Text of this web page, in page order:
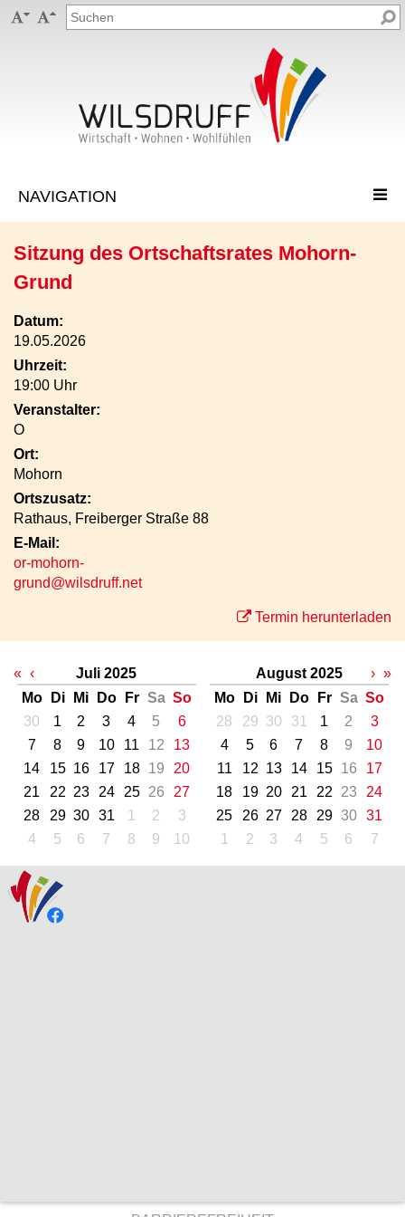
 
Sitzung des Ortschaftsrates Mohorn-
Grund
Datum:
19.05.2026
Uhrzeit:
19:00 Uhr
Veranstalter:
O
Ort:
Mohorn
Ortszusatz:
Rathaus, Freiberger Straße 88
E-Mail:
or-mohorn-
grund@wilsdruff.net
Termin herunterladen
« ‹
Juli 2025
Mo
Di Mi Do Fr Sa So
30
1 2 3 4 5
6
7
8 9 10 11 12
13
14
15 16 17 18 19
20
21
22 23 24 25 26
27
28
29 30 31 1 2
3
4
5 6 7 8 9 10
August 2025
Mo
Di Mi Do Fr Sa So
28
29 30 31 1 2
3
4
5 6 7 8 9
10
11
12 13 14 15 16
17
18
19 20 21 22 23
24
25
26 27 28 29 30
31
1
2 3 4 5 6 7
› »